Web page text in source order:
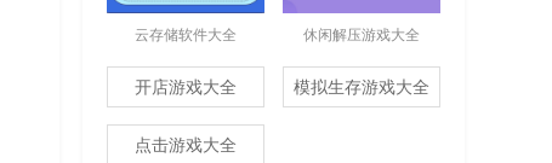
云存储软件大全 休闲解压游戏大全
开店游戏大全 模拟生存游戏大全
点击游戏大全